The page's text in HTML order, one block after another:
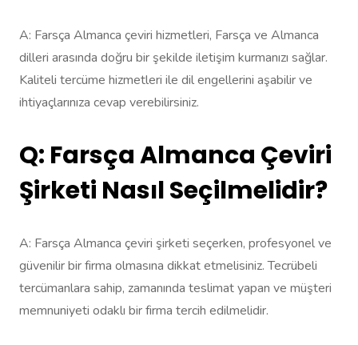
A: Farsça Almanca çeviri hizmetleri, Farsça ve Almanca
dilleri arasında doğru bir şekilde iletişim kurmanızı sağlar.
Kaliteli tercüme hizmetleri ile dil engellerini aşabilir ve
ihtiyaçlarınıza cevap verebilirsiniz.
Q: Farsça Almanca Çeviri
Şirketi Nasıl Seçilmelidir?
A: Farsça Almanca çeviri şirketi seçerken, profesyonel ve
güvenilir bir firma olmasına dikkat etmelisiniz. Tecrübeli
tercümanlara sahip, zamanında teslimat yapan ve müşteri
memnuniyeti odaklı bir firma tercih edilmelidir.